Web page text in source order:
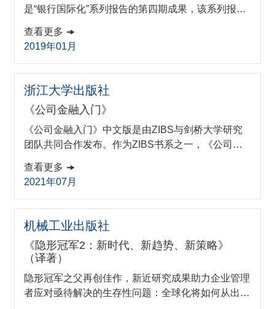
是“银行国际化”系列报告的第四期成果，该系列报告
与现状，通过构建银行国际化指数（Bank Internatio
nalization Index，BII），直观描绘不同银行国际化
进一步发展提出可行性建议。
查看更多
2019年01月
浙江大学出版社
《公司金融入门》
《公司金融入门》中文版是由ZIBS与剑桥大学研究
团队共同合作发布。作为ZIBS书系之一，《公司金
书，旨在拨开金融术语的迷雾，围绕一个最基本的真
理“在充分竞争市场中没有免费的午餐”（用行话表达
浅显易懂的基本理论来阐述公司金融，并能帮助那些
觉得金融是一门令人生畏、生涩难懂的学科的读者，
在没有任何语言障碍的情况下，破解金...
查看更多
2021年07月
机械工业出版社
《隐形冠军2：新时代、新趋势、新策略》
（译著）
隐形冠军之父再创佳作，新近研究成果助力企业管理
者应对亟待解决的生存性问题：全球化将如何从出口